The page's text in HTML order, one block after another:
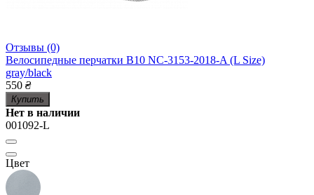
Отзывы (0)
Велосипедные перчатки B10 NC-3153-2018-A (L Size)
gray/black
550 ₴
Купить
Нет в наличии
001092-L
Цвет